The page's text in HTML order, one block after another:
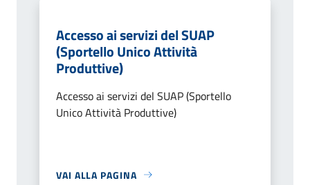
Accesso ai servizi del SUAP
(Sportello Unico Attività
Produttive)
Accesso ai servizi del SUAP (Sportello
Unico Attività Produttive)
VAI ALLA PAGINA